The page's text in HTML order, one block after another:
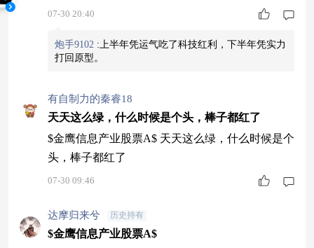
07-30 20:40
炮手9102 :上半年凭运气吃了科技红利，下半年凭实力
打回原型。
有自制力的秦睿18
天天这么绿，什么时候是个头，棒子都红了
$金鹰信息产业股票A$ 天天这么绿，什么时候是个
头，棒子都红了
07-30 09:46
达摩归来兮 历史持有
$金鹰信息产业股票A$